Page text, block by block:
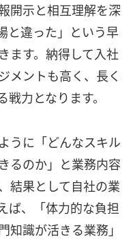
開示と相互理解を深
と違った」という早
ます。納得して入社
メントも高く、長く
力となります。
うに「どんなスキル
るのか」と業務内容
結果として自社の業
ば、「体力的な負担
知識が活きる業務」